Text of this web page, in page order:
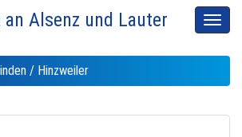
Alsenz und Lauter
/ Hinzweiler